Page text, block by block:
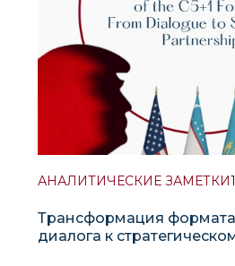
АНАЛИТИЧЕСКИЕ ЗАМЕТКИ
Трансформация формата
диалога к